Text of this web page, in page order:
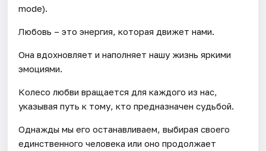
mode).
Любовь – это энергия, которая движет нами.
Она вдохновляет и наполняет нашу жизнь яркими
эмоциями.
Колесо любви вращается для каждого из нас,
указывая путь к тому, кто предназначен судьбой.
Однажды мы его останавливаем, выбирая своего
единственного человека или оно продолжает